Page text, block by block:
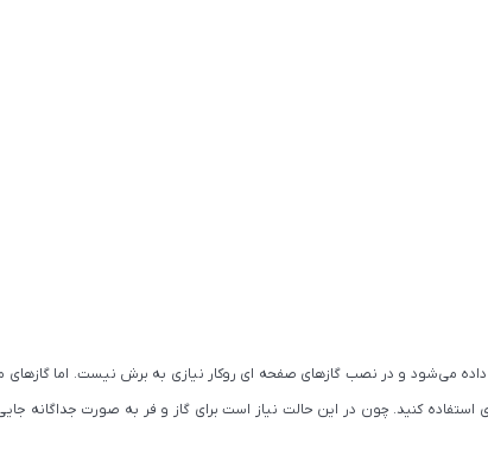
و در نصب گازهای صفحه ای روکار نیازی به برش نیست. اما گازهای مبله
کنید. چون در این حالت نیاز است برای گاز و فر به صورت جداگانه جایی